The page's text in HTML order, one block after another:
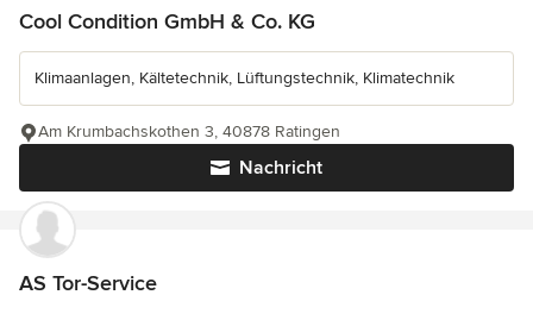
Cool Condition GmbH & Co. KG
Klimaanlagen, Kältetechnik, Lüftungstechnik, Klimatechnik
Nachricht
Am Krumbachskothen 3, 40878 Ratingen
AS Tor-Service